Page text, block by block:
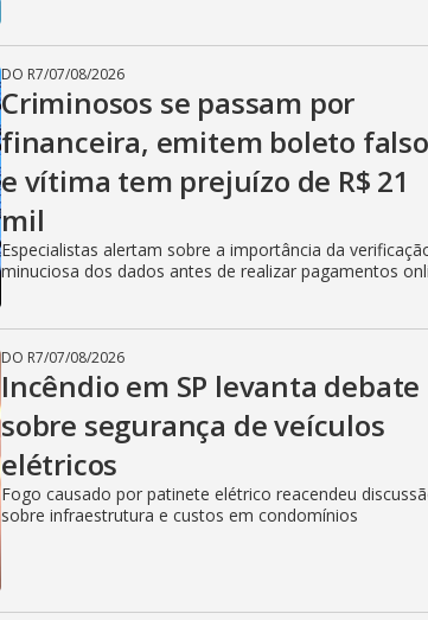
DO R7/07/08/2026
Criminosos se passam por
financeira, emitem boleto falso
e vítima tem prejuízo de R$ 21
mil
Especialistas alertam sobre a importância da
minuciosa dos dados antes de realizar pagamentos
DO R7/07/08/2026
Incêndio em SP levanta debate
sobre segurança de veículos
elétricos
Fogo causado por patinete elétrico reacendeu
sobre infraestrutura e custos em condomínios